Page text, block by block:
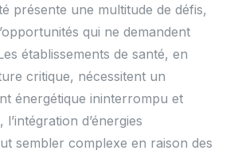
présente une multitude de défis,
qui ne demandent
établissements de santé, en
critique, nécessitent un
énergétique ininterrompu et
d’énergies
sembler complexe en raison des